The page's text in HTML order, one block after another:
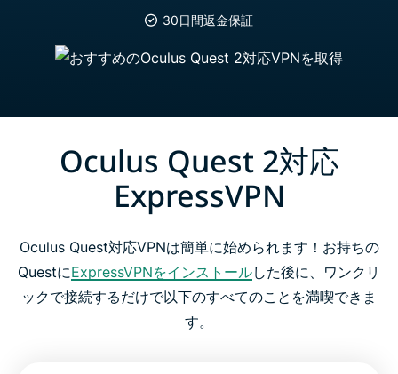
30日間返金保証
Oculus Quest 2対応
ExpressVPN
Oculus Quest対応VPNは簡単に始められます！お持ちの
QuestにExpressVPNをインストールした後に、ワンクリ
ックで接続するだけで以下のすべてのことを満喫できま
す。